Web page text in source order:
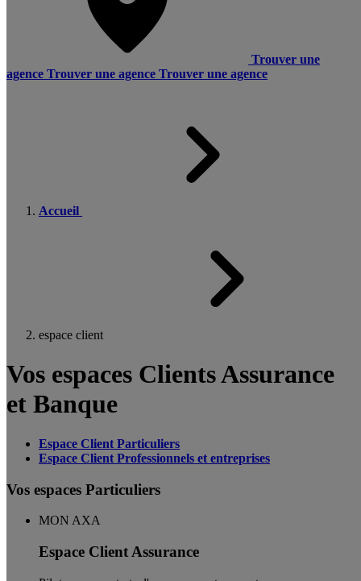
Trouver une
agence Trouver une agence Trouver une agence
Accueil
espace client
Vos espaces Clients Assurance
et Banque
Espace Client Particuliers
Espace Client Professionnels et entreprises
Vos espaces Particuliers
MON AXA
Espace Client Assurance